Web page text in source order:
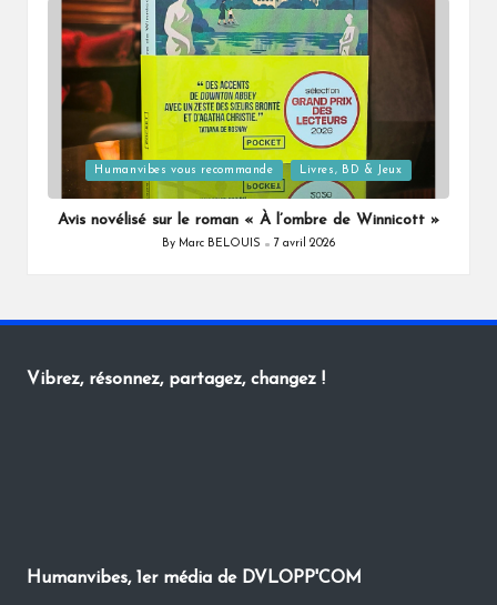
Posted
in
Humanvibes vous recommande Livres, BD & Jeux
Avis novélisé sur le roman « À l’ombre de Winnicott »
Posted
By Marc BELOUIS 7 avril 2026
Vibrez, résonnez, partagez, changez !
Humanvibes, 1er média de DVLOPP'COM